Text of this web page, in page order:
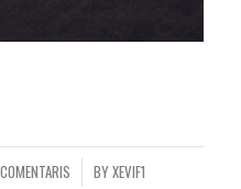
/ BYXEVIF1